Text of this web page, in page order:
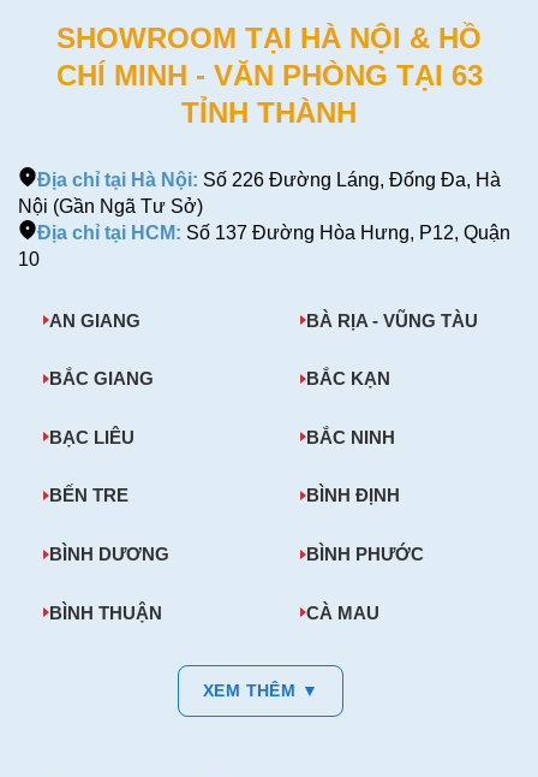
SHOWROOM TẠI HÀ NỘI & HỒ
CHÍ MINH - VĂN PHÒNG TẠI 63
TỈNH THÀNH
Địa chỉ tại Hà Nội: Số 226 Đường Láng, Đống Đa, Hà
Nội (Gần Ngã Tư Sở)
Địa chỉ tại HCM: Số 137 Đường Hòa Hưng, P12, Quận
10
AN GIANG BÀ RỊA - VŨNG TÀU
BẮC GIANG BẮC KẠN
BẠC LIÊU BẮC NINH
BẾN TRE BÌNH ĐỊNH
BÌNH DƯƠNG BÌNH PHƯỚC
BÌNH THUẬN CÀ MAU
XEM THÊM ▼